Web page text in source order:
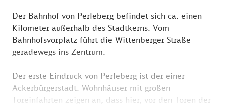
Der Bahnhof von Perleberg befindet sich ca. einen
Kilometer außerhalb des Stadtkerns. Vom
Bahnhofsvorplatz führt die Wittenberger Straße
geradewegs ins Zentrum.
Der erste Eindruck von Perleberg ist der einer
Ackerbürgerstadt. Wohnhäuser mit großen
Toreinfahrten zeigen an, dass hier, vor den Toren der